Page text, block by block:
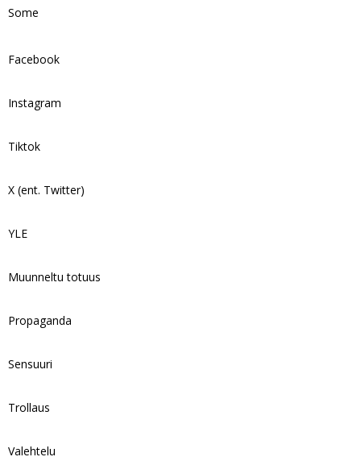
Some
Facebook
Instagram
Tiktok
X (ent. Twitter)
YLE
Muunneltu totuus
Propaganda
Sensuuri
Trollaus
Valehtelu